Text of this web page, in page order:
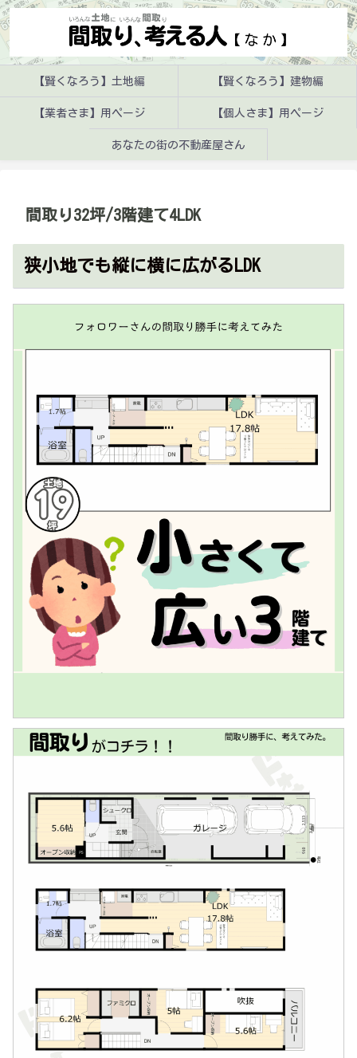
【賢くなろう】土地編 【賢くなろう】建物編
【業者さま】用ページ 【個人さま】用ページ
あなたの街の不動産屋さん
間取り32坪/3階建て4LDK
狭小地でも縦に横に広がるLDK